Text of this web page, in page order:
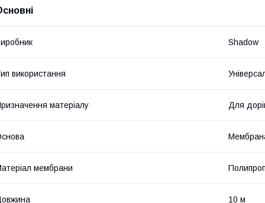
Shadow
використання
матеріалу Для
мембрани
10 м